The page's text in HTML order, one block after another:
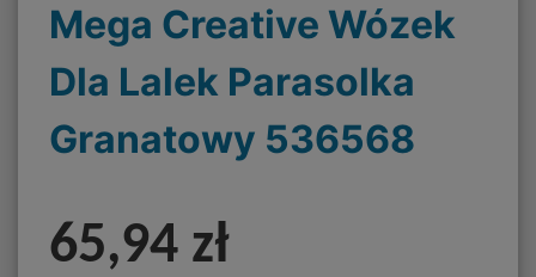
Mega Creative Wózek
Dla Lalek Parasolka
Granatowy 536568
65,94 zł